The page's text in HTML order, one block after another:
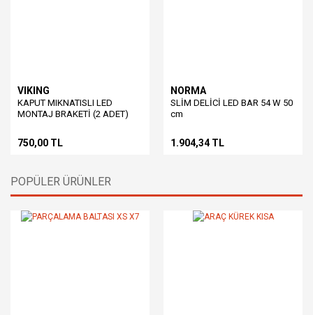
VIKING
KAPUT MIKNATISLI LED
MONTAJ BRAKETİ (2 ADET)
750,00 TL
NORMA
SLİM DELİCİ LED BAR 54 W 50
cm
1.904,34 TL
POPÜLER ÜRÜNLER